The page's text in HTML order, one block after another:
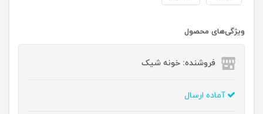
ویژگی‌های محصول
فروشنده: خونه شیک
آماده ارسال